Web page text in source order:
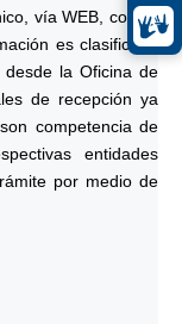
vía WEB, correo
es clasificada
la Oficina de
de recepción ya
competencia de
entidades
por medio de